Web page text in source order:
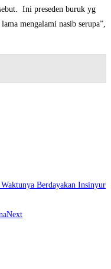
Ini preseden buruk yg
mengalami nasib serupa”,
Berdayakan Insinyur
Next